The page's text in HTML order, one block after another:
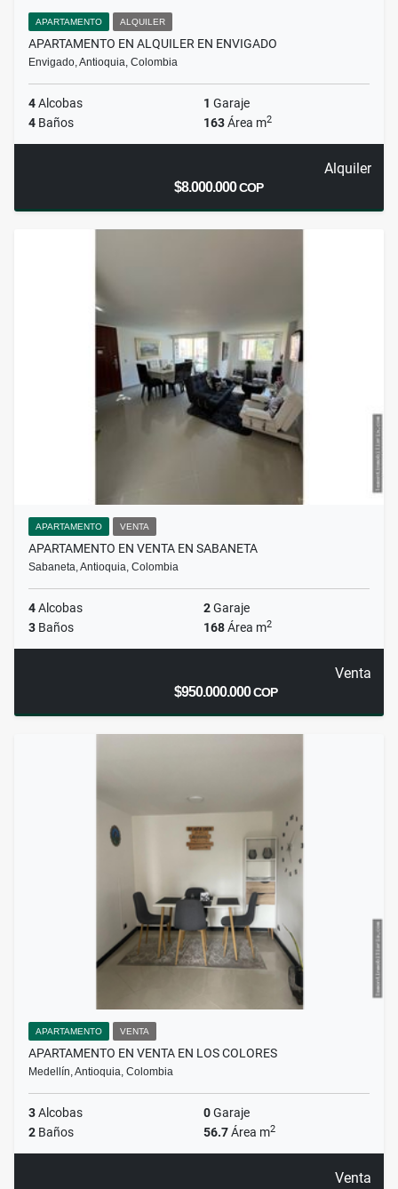
APARTAMENTO ALQUILER
APARTAMENTO EN ALQUILER EN ENVIGADO
Envigado, Antioquia, Colombia
4Alcobas 1 Garaje
4 Baños 163Área m2
Alquiler
$8.000.000COP
APARTAMENTO VENTA
APARTAMENTO EN VENTA EN SABANETA
Sabaneta, Antioquia, Colombia
4Alcobas 2Garaje
3 Baños 168Área m2
Venta
$950.000.000COP
APARTAMENTO VENTA
APARTAMENTO EN VENTA EN LOS COLORES
Medellín, Antioquia, Colombia
3Alcobas 0Garaje
2 Baños 56.7Área m2
Venta